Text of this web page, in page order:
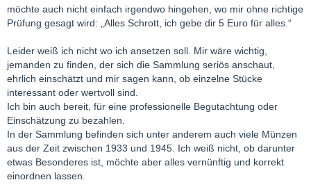
möchte auch nicht einfach irgendwo hingehen, wo mir ohne richtige
Prüfung gesagt wird: „Alles Schrott, ich gebe dir 5 Euro für alles.“
Leider weiß ich nicht wo ich ansetzen soll. Mir wäre wichtig,
jemanden zu finden, der sich die Sammlung seriös anschaut,
ehrlich einschätzt und mir sagen kann, ob einzelne Stücke
interessant oder wertvoll sind.
Ich bin auch bereit, für eine professionelle Begutachtung oder
Einschätzung zu bezahlen.
In der Sammlung befinden sich unter anderem auch viele Münzen
aus der Zeit zwischen 1933 und 1945. Ich weiß nicht, ob darunter
etwas Besonderes ist, möchte aber alles vernünftig und korrekt
einordnen lassen.